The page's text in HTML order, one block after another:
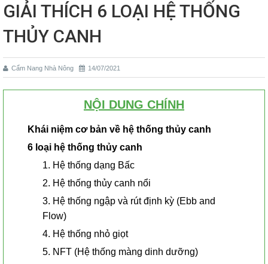
GIẢI THÍCH 6 LOẠI HỆ THỐNG
THỦY CANH
Cẩm Nang Nhà Nông 14/07/2021
NỘI DUNG CHÍNH
Khái niệm cơ bản về hệ thống thủy canh
6 loại hệ thống thủy canh
1. Hệ thống dạng Bấc
2. Hệ thống thủy canh nổi
3. Hệ thống ngập và rút định kỳ (Ebb and
Flow)
4. Hệ thống nhỏ giọt
5. NFT (Hệ thống màng dinh dưỡng)